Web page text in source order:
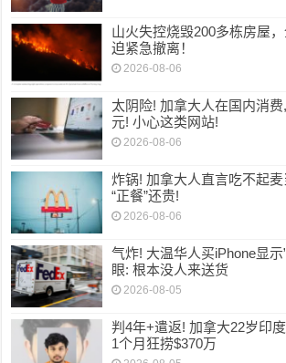
山火失控烧毁200多栋房屋
迫紧急撤离！
2026-08-06
太阴险! 加拿大人在国内消
元! 小心这类网站!
2026-08-06
炸锅! 加拿大人直言吃不起
“正餐”还贵!
2026-08-06
气炸! 大温华人买iPhone显示
眼: 根本没人来送货
2026-08-05
判4年+遣返! 加拿大22岁印
1个月狂捞$370万